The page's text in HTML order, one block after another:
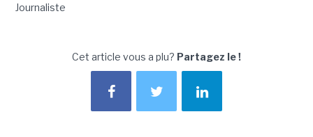
Journaliste
Cet article vous a plu? Partagez le !